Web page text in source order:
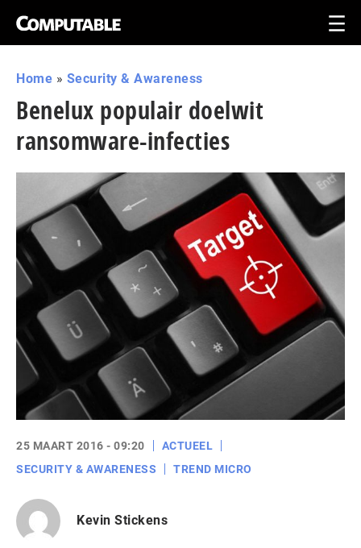
Home » Security & Awareness
Benelux populair doelwit
ransomware-infecties
25 MAART 2016 - 09:20
ACTUEEL
SECURITY & AWARENESS
TREND MICRO
Kevin Stickens